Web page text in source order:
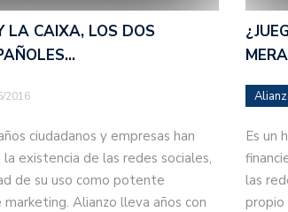
LA CAIXA, LOS DOS
2016
ciudadanos y empresas han
existencia de las redes sociales,
de su uso como potente
Alianzo lleva años con
Es un
las
propio